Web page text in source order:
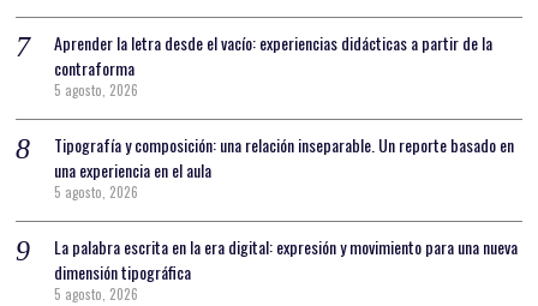
Aprender la letra desde el vacío: experiencias didácticas a partir de la
contraforma
5 agosto, 2026
Tipografía y composición: una relación inseparable. Un reporte basado en
una experiencia en el aula
5 agosto, 2026
La palabra escrita en la era digital: expresión y movimiento para una nueva
dimensión tipográfica
5 agosto, 2026